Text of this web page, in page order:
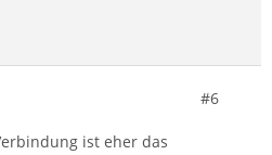
#6
ist eher das